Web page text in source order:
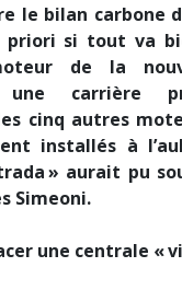
le bilan carbone
priori si tout va
de la
une carrière
cinq autres
installés à
» aurait pu
Simeoni.
une centrale «